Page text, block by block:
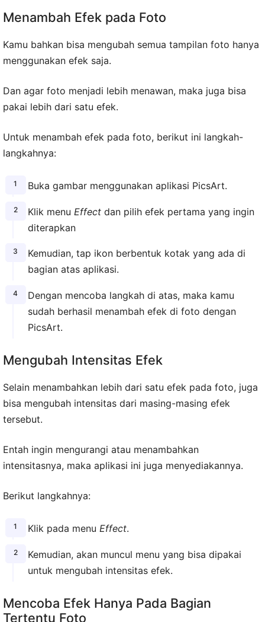
Menambah Efek pada Foto
Kamu bahkan bisa mengubah semua tampilan foto hanya
menggunakan efek saja.
Dan agar foto menjadi lebih menawan, maka juga bisa
pakai lebih dari satu efek.
Untuk menambah efek pada foto, berikut ini langkah-
langkahnya:
Buka gambar menggunakan aplikasi PicsArt.
Klik menu Effectdan pilih efek pertama yang ingin
diterapkan
Kemudian, tap ikon berbentuk kotak yang ada di
bagian atas aplikasi.
Dengan mencoba langkah di atas, maka kamu
sudah berhasil menambah efek di foto dengan
PicsArt.
Mengubah Intensitas Efek
Selain menambahkan lebih dari satu efek pada foto, juga
bisa mengubah intensitas dari masing-masing efek
tersebut.
Entah ingin mengurangi atau menambahkan
intensitasnya, maka aplikasi ini juga menyediakannya.
Berikut langkahnya:
Klik pada menu Effect.
Kemudian, akan muncul menu yang bisa dipakai
untuk mengubah intensitas efek.
Mencoba Efek Hanya Pada Bagian
Tertentu Foto